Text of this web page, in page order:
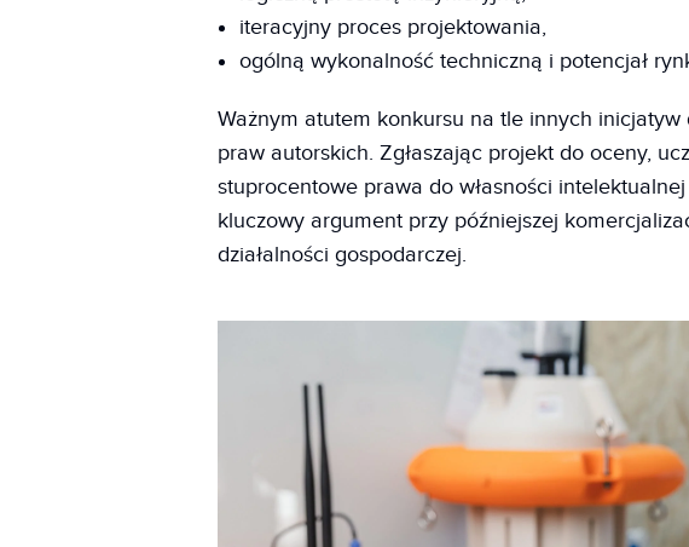
iteracyjny proces projektowania,
ogólną wykonalność techniczną i potencjał
Ważnym atutem konkursu na tle innych
praw autorskich. Zgłaszając projekt do oceny,
stuprocentowe prawa do własności
kluczowy argument przy późniejszej
działalności gospodarczej.